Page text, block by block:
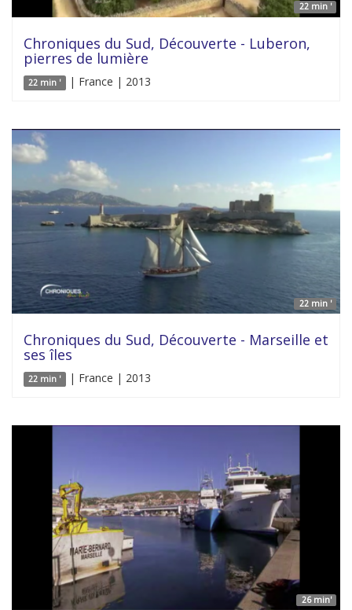
22 min '
Chroniques du Sud, Découverte - Luberon,
pierres de lumière
22 min ' | France | 2013
22 min '
Chroniques du Sud, Découverte - Marseille et
ses îles
22 min ' | France | 2013
26 min'